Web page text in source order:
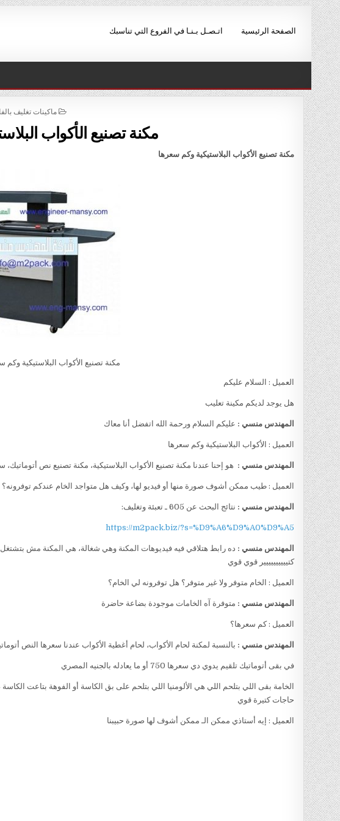
Skip
to
content
اتـصـل بـنـا في الفروع التي تناسبك الصفحة الرئيسية
POSTED
ماكينات تغليف
مكنة تصنيع الأكواب
مكنة تصنيع الأكواب البلاستيكية وكم سعرها
مكنة تصنيع الأكواب البلاستيكية وكم
العميل : السلام عليكم
هل يوجد لديكم مكينة تعليب
المهندس منسي : عليكم السلام ورحمة الله اتفضل أنا معاك
العميل : الأكواب البلاستيكية وكم سعرها
المهندس منسي : هو إحنا عندنا مكنة تصنيع الأكواب البلاستيكية، مكنة تصنيع نص أتوماتيك،
العميل : طيب ممكن أشوف صورة منها أو فيديو لها، وكيف هل متواجد الخام عندكم
المهندس منسي : نتائج البحث عن 605 ـ تعبئة وتغليف:
https://m2pack.biz/?s=%D9%A6%D9%A0%D9%A5
المهندس منسي : ده رابط هتلاقي فيه فيديوهات المكنة وهي شغالة، هي المكنة مش
كتيييييييييير قوي قوي
العميل : الخام متوفر ولا غير متوفر؟ هل توفرونه لي الخام؟
المهندس منسي : متوفرة آه الخامات موجودة بضاعة حاضرة
العميل : كم سعرها؟
المهندس منسي : بالنسبة لمكنة لحام الأكواب، لحام أغطية الأكواب عندنا سعرها النص
في بقى أتوماتيك تلقيم يدوي دي سعرها 750 أو ما يعادله بالجنيه المصري
الخامة بقى اللي بتلحم اللي هي الألومنيا اللي بتلحم على بق الكاسة أو الفوهة بتاعت
حاجات كتيرة قوي
العميل : إيه أستاذي ممكن الـ ممكن أشوف لها صورة حبيبنا